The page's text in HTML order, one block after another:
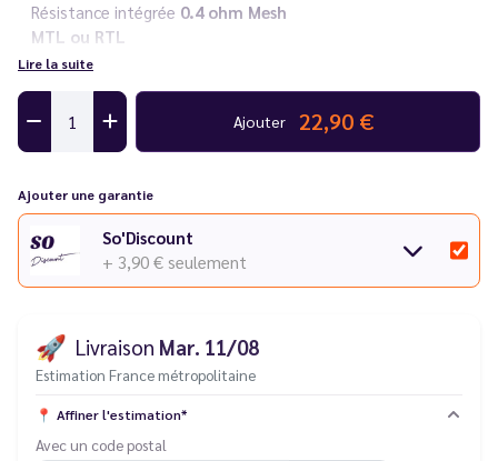
Résistance intégrée 0.4 ohm Mesh
MTL ou RTL
Rechargeable via
Conseils
Afin d'éviter les fuites, Le Vapoteur Discount vous conseille
PG/VG.
Vous rencontrez un souci avec votre cigarette électronique ?
Consultez notreguide des différentes pannes
Lire la suite
Ajouter 22,90 €
Ajouter une garantie
So'Discount
+ 3,90 € seulement
🚀 Livraison Mar. 11/08
Estimation France métropolitaine
📍 Affiner l'estimation*
Avec un code postal